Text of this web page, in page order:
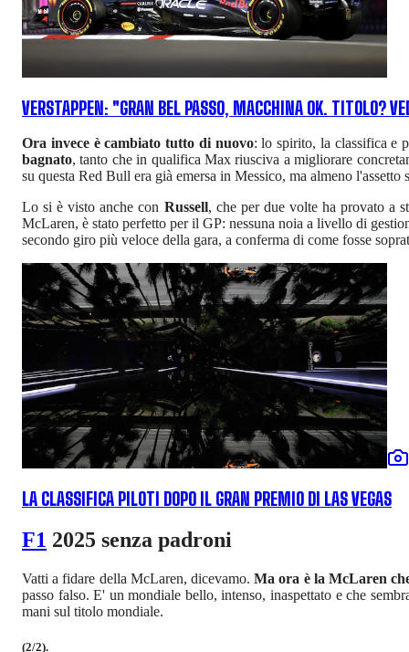
VERSTAPPEN: "GRAN BEL PASSO, MACCHINA OK. TITOLO?
Ora invece è cambiato tutto di nuovo: lo spirito, la classifica e
bagnato, tanto che in qualifica Max riusciva a migliorare
su questa Red Bull era già emersa in Messico, ma almeno
Lo si è visto anche con Russell, che per due volte ha provato a
McLaren, è stato perfetto per il GP: nessuna noia a livello di
secondo giro più veloce della gara, a conferma di come fosse
LA CLASSIFICA PILOTI DOPO IL GRAN PREMIO DI LAS VEGAS
F1 2025 senza padroni
Vatti a fidare della McLaren, dicevamo.Ma ora è la McLaren
passo falso. E' un mondiale bello, intenso, inaspettato e che
mani sul titolo mondiale.
(2/2).